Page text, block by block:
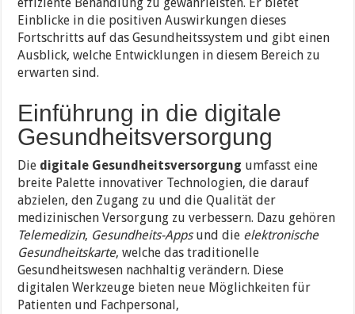
Einblicke in die positiven Auswirkungen dieses
Fortschritts auf das Gesundheitssystem und gibt einen
Ausblick, welche Entwicklungen in diesem Bereich zu
erwarten sind.
Einführung in die digitale
Gesundheitsversorgung
Die digitale Gesundheitsversorgung umfasst eine
breite Palette innovativer Technologien, die darauf
abzielen, den Zugang zu und die Qualität der
medizinischen Versorgung zu verbessern. Dazu gehören
Telemedizin, Gesundheits-Appsund die elektronische
Gesundheitskarte, welche das traditionelle
Gesundheitswesen nachhaltig verändern. Diese
digitalen Werkzeuge bieten neue Möglichkeiten für
Patienten und Fachpersonal,